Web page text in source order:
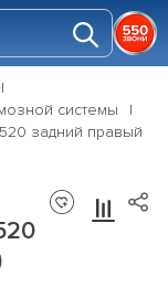
системы
задний правый